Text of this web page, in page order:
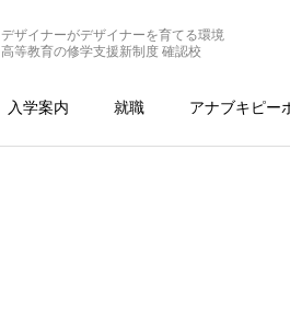
デザイナーがデザイナーを育てる環境
高等教育の修学支援新制度 確認校
入学案内 就職 アナブキピー